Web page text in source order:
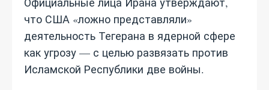
что США «ложно представляли»
деятельность Тегерана в ядерной сфере
как угрозу — с целью развязать против
Исламской Республики две войны.